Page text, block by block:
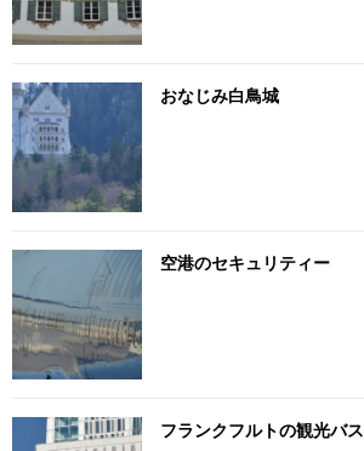
おなじみ白鳥城
空港のセキュリティー
フランクフルトの観光バス